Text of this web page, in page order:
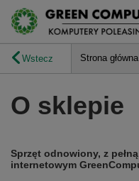
Wstecz Strona główna
O sklepie
Sprzęt odnowiony, z
internetowym